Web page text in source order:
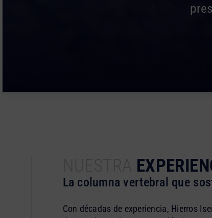
La columna vertebral que
Con décadas de experiencia, Hierros